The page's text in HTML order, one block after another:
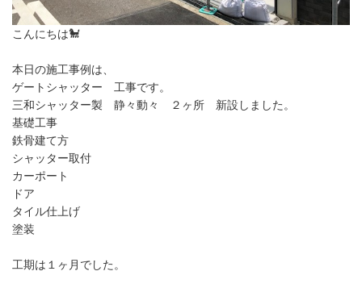
こんにちは🐩
本日の施工事例は、
ゲートシャッター 工事です。
三和シャッター製　静々動々　２ヶ所　新設しました。
基礎工事
鉄骨建て方
シャッター取付
カーポート
ドア
タイル仕上げ
塗装
工期は１ヶ月でした。